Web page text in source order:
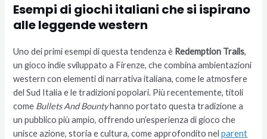
Esempi di giochi italiani che si ispirano
alle leggende western
Uno dei primi esempi di questa tendenza è Redemption Trails,
un gioco indie sviluppato a Firenze, che combina ambientazioni
western con elementi di narrativa italiana, come le atmosfere
del Sud Italia e le tradizioni popolari. Più recentemente, titoli
come Bullets And Bountyhanno portato questa tradizione a
un pubblico più ampio, offrendo un’esperienza di gioco che
unisce azione, storia e cultura, come approfondito nelparent